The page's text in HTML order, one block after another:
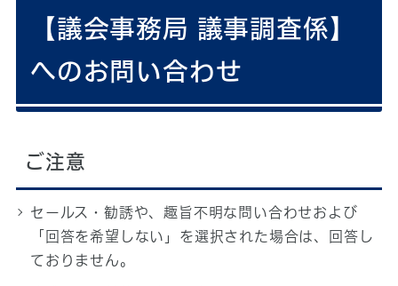
【議会事務局 議事調査係】
へのお問い合わせ
ご注意
セールス・勧誘や、趣旨不明な問い合わせおよび
「回答を希望しない」を選択された場合は、回答し
ておりません。